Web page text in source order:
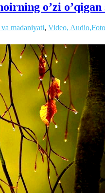
o’zi
madaniyati, Video, Audio,Foto